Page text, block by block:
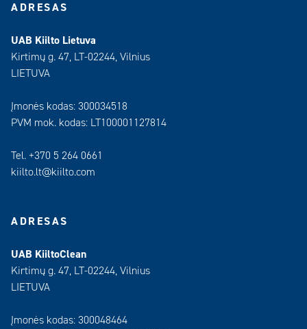
ADRESAS
UAB Kiilto Lietuva
Kirtimų g. 47, LT-02244, Vilnius
LIETUVA
Įmonės kodas: 300034518
PVM mok. kodas: LT100001127814
Tel. +370 5 264 0661
kiilto.lt@kiilto.com
ADRESAS
UAB KiiltoClean
Kirtimų g. 47, LT-02244, Vilnius
LIETUVA
Įmonės kodas: 300048464